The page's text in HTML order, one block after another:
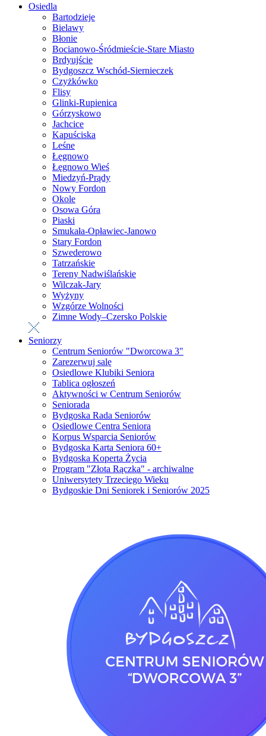
Osiedla
Bartodzieje
Bielawy
Błonie
Bocianowo-Śródmieście-Stare Miasto
Brdyujście
Bydgoszcz Wschód-Siernieczek
Czyżkówko
Flisy
Glinki-Rupienica
Górzyskowo
Jachcice
Kapuściska
Leśne
Łęgnowo
Łęgnowo Wieś
Miedzyń-Prądy
Nowy Fordon
Okole
Osowa Góra
Piaski
Smukała-Opławiec-Janowo
Stary Fordon
Szwederowo
Tatrzańskie
Tereny Nadwiślańskie
Wilczak-Jary
Wyżyny
Wzgórze Wolności
Zimne Wody–Czersko Polskie
Seniorzy
Centrum Seniorów "Dworcowa 3"
Zarezerwuj salę
Osiedlowe Klubiki Seniora
Tablica ogłoszeń
Aktywności w Centrum Seniorów
Seniorada
Bydgoska Rada Seniorów
Osiedlowe Centra Seniora
Korpus Wsparcia Seniorów
Bydgoska Karta Seniora 60+
Bydgoska Koperta Życia
Program "Złota Rączka" - archiwalne
Uniwersytety Trzeciego Wieku
Bydgoskie Dni Seniorek i Seniorów 2025